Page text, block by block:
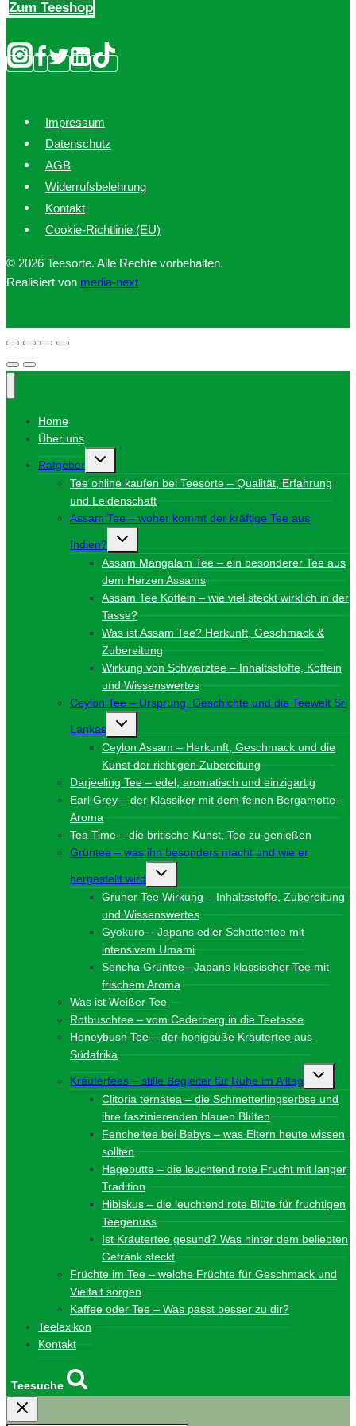
Zum Teeshop
Impressum
Datenschutz
AGB
Widerrufsbelehrung
Kontakt
Cookie-Richtlinie (EU)
© 2026 Teesorte. Alle Rechte vorbehalten.
Realisiert von media-next
Home
Über uns
Ratgeber
Untermenü
Tee online kaufen bei Teesorte – Qualität, Erfahrung
und Leidenschaft
Assam Tee – woher kommt der kräftige Tee aus
Indien?
Untermenü
Assam Mangalam Tee – ein besonderer Tee aus
dem Herzen Assams
Assam Tee Koffein – wie viel steckt wirklich in der
Tasse?
Was ist Assam Tee? Herkunft, Geschmack &
Zubereitung
Wirkung von Schwarztee – Inhaltsstoffe, Koffein
und Wissenswertes
Ceylon Tee – Ursprung, Geschichte und die Teewelt Sri
Lankas
Untermenü
Ceylon Assam – Herkunft, Geschmack und die
Kunst der richtigen Zubereitung
Darjeeling Tee – edel, aromatisch und einzigartig
Earl Grey – der Klassiker mit dem feinen Bergamotte-
Aroma
Tea Time – die britische Kunst, Tee zu genießen
Grüntee – was ihn besonders macht und wie er
hergestellt wird
Untermenü
Grüner Tee Wirkung – Inhaltsstoffe, Zubereitung
und Wissenswertes
Gyokuro – Japans edler Schattentee mit
intensivem Umami
Sencha Grüntee– Japans klassischer Tee mit
frischem Aroma
Was ist Weißer Tee
Rotbuschtee – vom Cederberg in die Teetasse
Honeybush Tee – der honigsüße Kräutertee aus
Südafrika
Kräutertees – stille Begleiter für Ruhe im Alltag
Clitoria ternatea – die Schmetterlingserbse und
ihre faszinierenden blauen Blüten
Fencheltee bei Babys – was Eltern heute wissen
sollten
Hagebutte – die leuchtend rote Frucht mit langer
Tradition
Hibiskus – die leuchtend rote Blüte für fruchtigen
Teegenuss
Ist Kräutertee gesund? Was hinter dem beliebten
Getränk steckt
Früchte im Tee – welche Früchte für Geschmack und
Vielfalt sorgen
Kaffee oder Tee – Was passt besser zu dir?
Teelexikon
Kontakt
Teesuche